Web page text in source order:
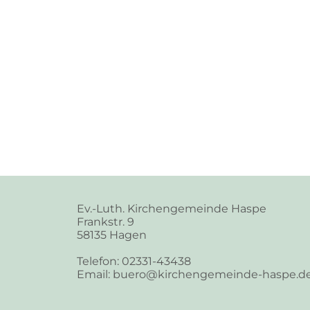
Ev.-Luth. Kirchengemeinde Haspe
Frankstr. 9
58135 Hagen
Telefon: 02331-43438
Email: buero@kirchengemeinde-